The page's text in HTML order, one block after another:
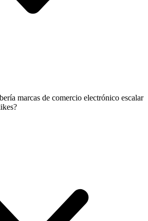
marcas de comercio electrónico escalar